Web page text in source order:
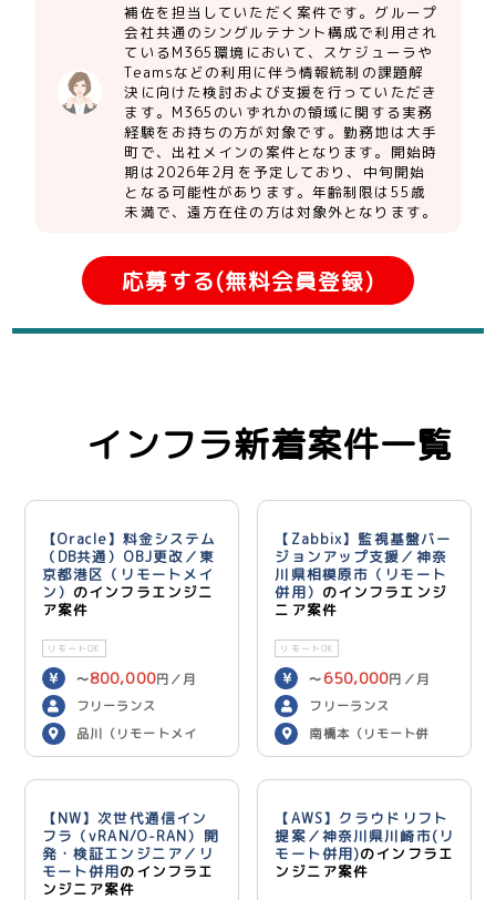
補佐を担当していただく案件です。グループ
会社共通のシングルテナント構成で利用され
ているM365環境において、スケジューラや
Teamsなどの利用に伴う情報統制の課題解
決に向けた検討および支援を行っていただき
ます。M365のいずれかの領域に関する実務
経験をお持ちの方が対象です。勤務地は大手
町で、出社メインの案件となります。開始時
期は2026年2月を予定しており、中旬開始
となる可能性があります。年齢制限は55歳
未満で、遠方在住の方は対象外となります。
応募する(無料会員登録)
インフラ新着案件一覧
【Oracle】料金システム
（DB共通）OBJ更改／東
京都港区（リモートメイ
ン） のインフラエンジニ
ア案件
リモートOK
〜800,000円／月
フリーランス
品川（リモートメイ
ン）
【Zabbix】監視基盤バー
ジョンアップ支援／神奈
川県相模原市（リモート
併用） のインフラエンジ
ニア案件
リモートOK
〜 650,000円／月
フリーランス
南橋本（リモート併
用）
【NW】次世代通信イン
フラ（vRAN/O-RAN）開
発・検証エンジニア／リ
モート併用のインフラエ
ンジニア案件
【AWS】クラウドリフト
提案／神奈川県川崎市(リ
モート併用)のインフラエ
ンジニア案件